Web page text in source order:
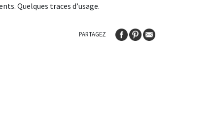
Quelques traces d’usage.
PARTAGEZ